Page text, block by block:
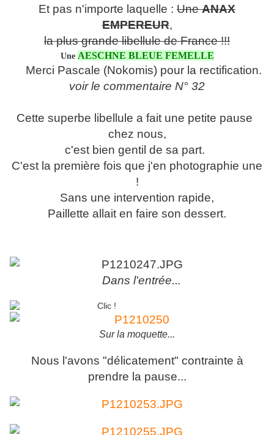
Et pas n'importe laquelle : UneANAX
EMPEREUR,
la plus grande libellule de France !!!
Une AESCHNE BLEUE FEMELLE
Merci Pascale (Nokomis) pour la rectification.
voir le commentaire N° 32
Cette superbe libellule a fait une petite pause
chez nous,
c'est bien gentil de sa part.
C'est la première fois que j'en photographie une
!
Sans une intervention rapide,
Paillette allait en faire son dessert.
Dans l'entrée...
Sur la moquette...
Nous l'avons "délicatement" contrainte à
prendre la pause...